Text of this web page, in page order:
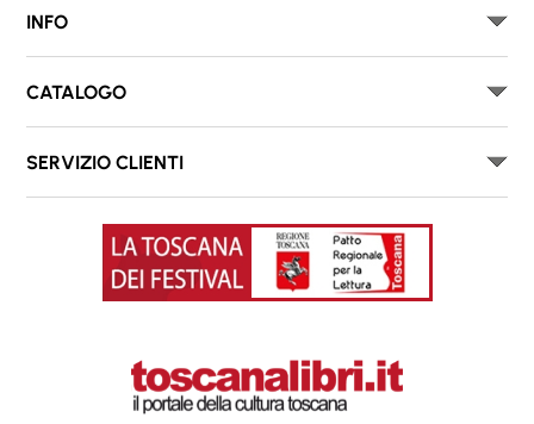
INFO
CATALOGO
SERVIZIO CLIENTI